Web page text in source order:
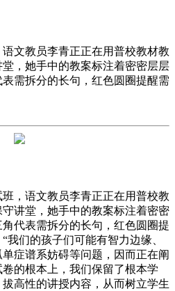
文教员李青正正在用普校教材教
，她手中的教案标注着密密层层
需拆分的长句，红色圆圈提醒需
语文教员李青正正在用普校教
讲堂，她手中的教案标注着密密
代表需拆分的长句，红色圆圈提
我们的孩子们可能有智力边缘、
症谱系妨碍等问题，因而正在阐
的根本上，我们保留了根本学
高性的讲授内容，从而树立学生